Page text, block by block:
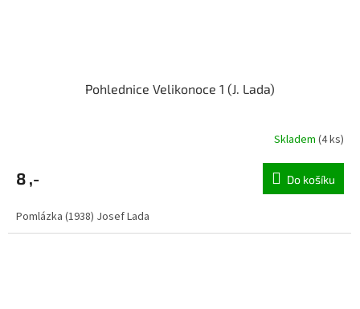
Pohlednice Velikonoce 1 (J. Lada)
Skladem (4 ks)
8 ,- Do košíku
Pomlázka (1938) Josef Lada